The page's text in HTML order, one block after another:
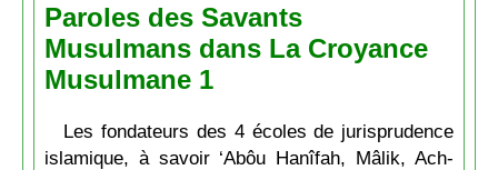
Paroles des Savants
Musulmans dans La Croyance
Musulmane 1
Les fondateurs des 4 écoles de jurisprudence
islamique, à savoir ‘Abôu Hanîfah, Mâlik, Ach-